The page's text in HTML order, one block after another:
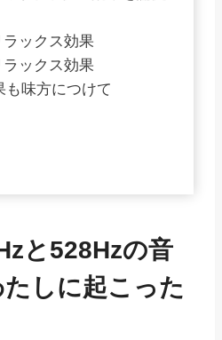
ックス効果
ックス効果
も味方につけて
と528Hzの音
しに起こった